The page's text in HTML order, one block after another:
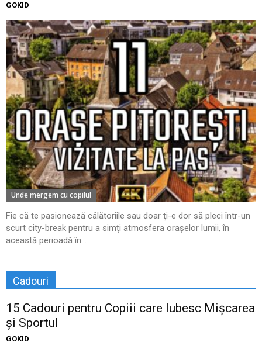
GOKID
Unde mergem cu copilul
Fie că te pasionează călătoriile sau doar ţi-e dor să pleci într-un
scurt city-break pentru a simţi atmosfera oraşelor lumii, în
această perioadă în...
Cadouri
15 Cadouri pentru Copiii care Iubesc Mișcarea
și Sportul
GOKID